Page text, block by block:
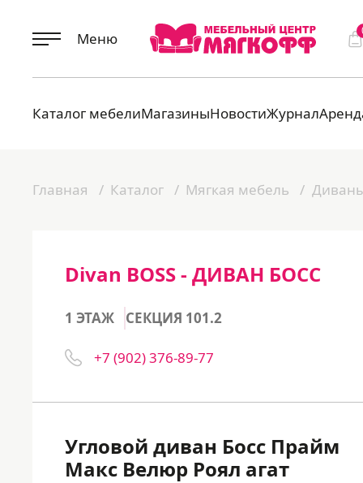
Меню
Каталог мебелиМагазиныНовостиЖурнал
Главная Каталог Мягкая мебель
Divan BOSS - ДИВАН БОСС
1 ЭТАЖ СЕКЦИЯ 101.2
+7 (902) 376-89-77
Угловой диван Босс Прайм
Макс Велюр Роял агат